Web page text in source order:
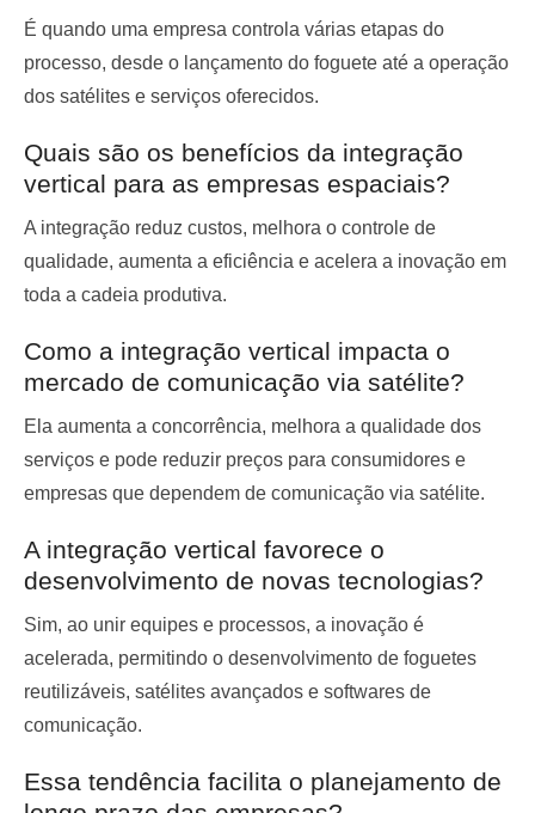
É quando uma empresa controla várias etapas do
processo, desde o lançamento do foguete até a operação
dos satélites e serviços oferecidos.
Quais são os benefícios da integração
vertical para as empresas espaciais?
A integração reduz custos, melhora o controle de
qualidade, aumenta a eficiência e acelera a inovação em
toda a cadeia produtiva.
Como a integração vertical impacta o
mercado de comunicação via satélite?
Ela aumenta a concorrência, melhora a qualidade dos
serviços e pode reduzir preços para consumidores e
empresas que dependem de comunicação via satélite.
A integração vertical favorece o
desenvolvimento de novas tecnologias?
Sim, ao unir equipes e processos, a inovação é
acelerada, permitindo o desenvolvimento de foguetes
reutilizáveis, satélites avançados e softwares de
comunicação.
Essa tendência facilita o planejamento de